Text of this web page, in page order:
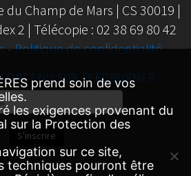
du Champ de Mars | CS 30019 |
2 | Télécopie : 02 38 69 80 42
-Politique de confidentialité
SUR FEEDBURNER
S'inscrire
prend soin de vos
les exigences provenant du
sur la Protection des
sur ce site,
techniques pourront être